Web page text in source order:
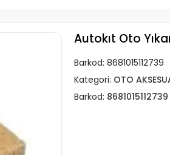
Autokıt Oto
Barkod: 8681015112739
Kategori: OTO
Barkod: 8681015112739